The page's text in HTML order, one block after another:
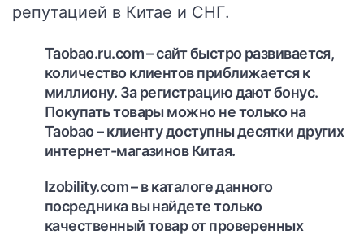
репутацией в Китае и СНГ.
Taobao.ru.com– сайт быстро развивается,
количество клиентов приближается к
миллиону. За регистрацию дают бонус.
Покупать товары можно не только на
Taobao – клиенту доступны десятки других
интернет-магазинов Китая.
Izobility.com– в каталоге данного
посредника вы найдете только
качественный товар от проверенных